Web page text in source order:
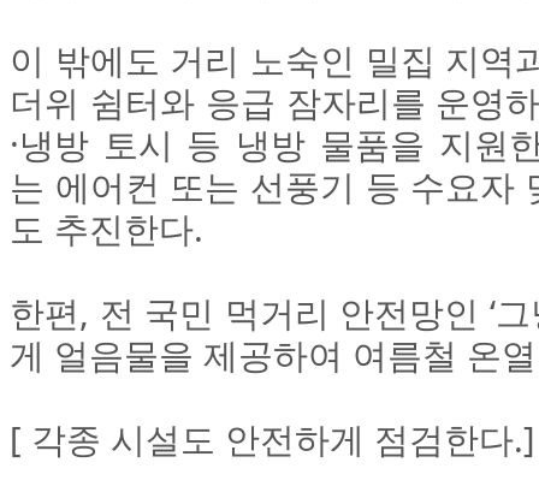
이 밖에도 거리 노숙인 밀집 지역
더위 쉼터와 응급 잠자리를 운영
·냉방 토시 등 냉방 물품을 지원
는 에어컨 또는 선풍기 등 수요자
도 추진한다.
한편, 전 국민 먹거리 안전망인 ‘
게 얼음물을 제공하여 여름철 온
[ 각종 시설도 안전하게 점검한다.]